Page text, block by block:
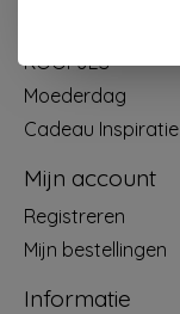
KOOPJES
Moederdag
Cadeau Inspiratie
Mijn account
Registreren
Mijn bestellingen
Informatie